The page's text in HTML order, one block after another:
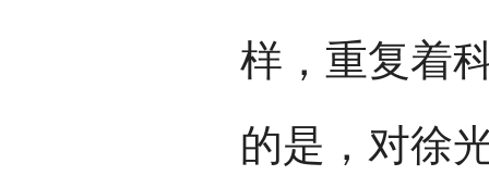
样，重复着
的是，对徐